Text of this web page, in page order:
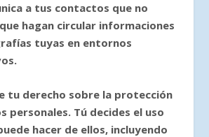
a tus contactos que no
hagan circular informaciones
tuyas en entornos
tu derecho sobre la protección
personales. Tú decides el uso
hacer de ellos, incluyendo